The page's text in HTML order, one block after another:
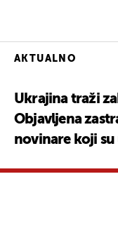
AKTUALNO
Ukrajina traži
Objavljena
novinare koji su